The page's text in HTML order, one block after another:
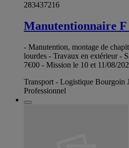
283437216
Manutentionnaire
- Manutention, montage de
lourdes - Travaux en extérieur -
7€00 - Mission le 10 et 11/08/
Transport - Logistique Bourgoin
Professionnel